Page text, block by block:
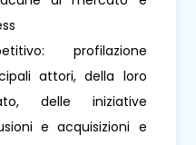
profilazione
attori, della loro
delle iniziative
e acquisizioni e